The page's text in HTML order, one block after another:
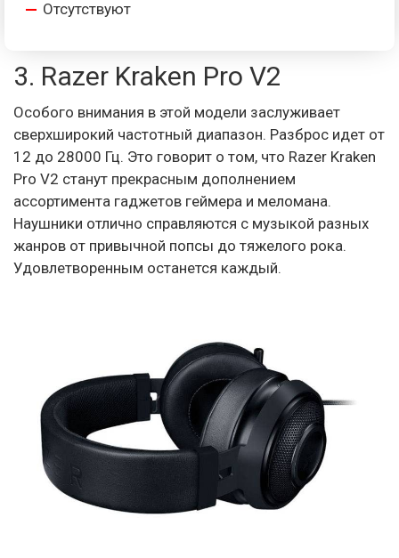
Отсутствуют
3. Razer Kraken Pro V2
Особого внимания в этой модели заслуживает
сверхширокий частотный диапазон. Разброс идет от
12 до 28000 Гц. Это говорит о том, что Razer Kraken
Pro V2 станут прекрасным дополнением
ассортимента гаджетов геймера и меломана.
Наушники отлично справляются с музыкой разных
жанров от привычной попсы до тяжелого рока.
Удовлетворенным останется каждый.